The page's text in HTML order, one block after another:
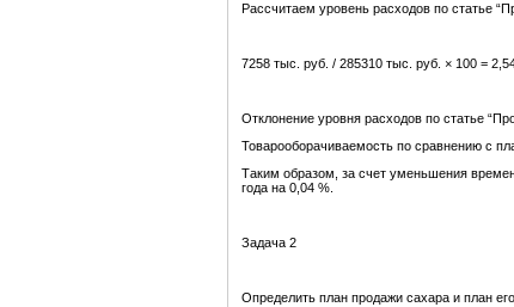
Рассчитаем уровень расходов по статье
7258 тыс. руб. / 285310 тыс. руб. × 100 =
Отклонение уровня расходов по статье
Товарооборачиваемость по сравнению с
Таким образом, за счет уменьшения
года на 0,04 %.
Задача 2
Определить план продажи сахара и план